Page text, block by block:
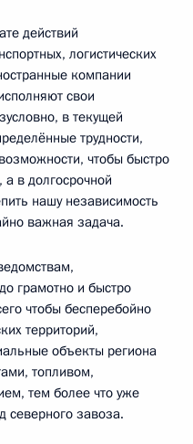
действий
логистических
компании
свои
в текущей
трудности,
чтобы быстро
в долгосрочной
нашу независимость
важная задача.
грамотно и быстро
чтобы бесперебойно
территорий,
объекты региона
топливом,
тем более что уже
северного завоза.